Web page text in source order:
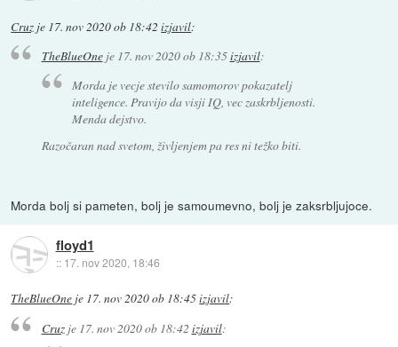
Cruz je 17. nov 2020 ob 18:42 izjavil:
TheBlueOneje 17. nov 2020 ob 18:35izjavil:
Morda je vecje stevilo samomorov pokazatelj
inteligence. Pravijo da visji IQ, vec zaskrbljenosti.
Menda dejstvo.
Razočaran nad svetom, življenjem pa res ni težko biti.
Morda bolj si pameten, bolj je samoumevno, bolj je zaksrbljujoce.
floyd1
:: 17. nov 2020, 18:46
TheBlueOne je 17. nov 2020 ob 18:45izjavil:
Cruzje 17. nov 2020 ob 18:42 izjavil: